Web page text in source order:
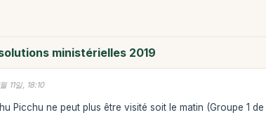
ministérielles 2019
11일, 18:10
Picchu ne peut plus être visité soit le matin (Groupe 1